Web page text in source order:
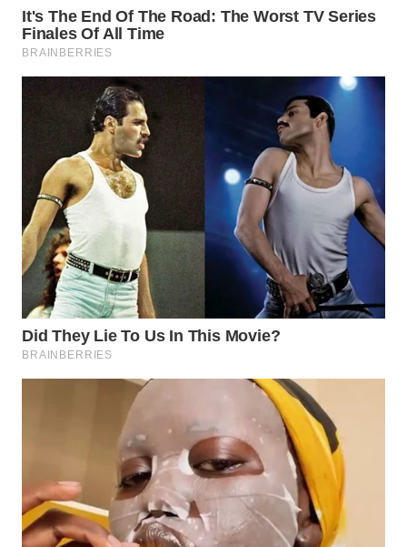
NEWS
ADVOKAT
WAHANA
INFRASTRUKTUR
WAHANA
KONSUMEN
WAHANA
LISTRIK
TV
WAHANANEWS